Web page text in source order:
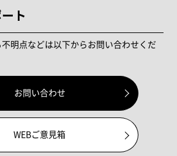
ト
明点などは以下からお問い合わせくだ
お問い合わせ
WEBご意見箱